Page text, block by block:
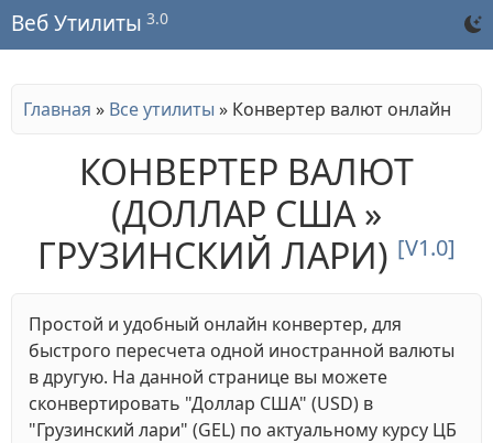
Веб Утилиты 3.0
Главная » Все утилиты » Конвертер валют онлайн
КОНВЕРТЕР ВАЛЮТ
(ДОЛЛАР США »
ГРУЗИНСКИЙ ЛАРИ) [V1.0]
Простой и удобный онлайн конвертер, для
быстрого пересчета одной иностранной валюты
в другую. На данной странице вы можете
сконвертировать "Доллар США" (USD) в
"Грузинский лари" (GEL) по актуальному курсу ЦБ